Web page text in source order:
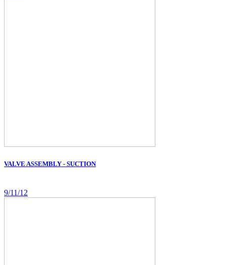
VALVE ASSEMBLY - SUCTION
9/11/12